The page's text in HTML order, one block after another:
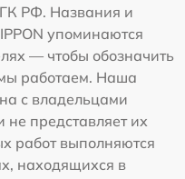
ГК РФ. Названия и
упоминаются
— чтобы обозначить
работаем. Наша
с владельцами
представляет их
работ выполняются
находящихся в